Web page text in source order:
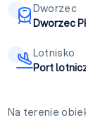
Dworzec
Dworzec
Lotnisko
Port
Na terenie